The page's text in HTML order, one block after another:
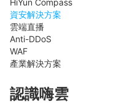
HiYun Compass
資安解決方案
雲端直播
Anti-DDoS
WAF
產業解決方案
認識嗨雲